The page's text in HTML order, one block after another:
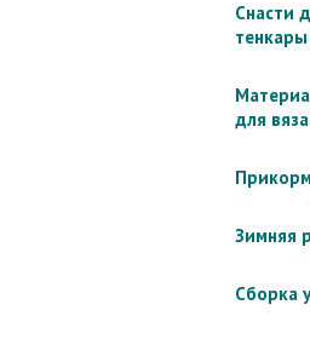
Снасти
тенкары
для
Зимняя
Сборка